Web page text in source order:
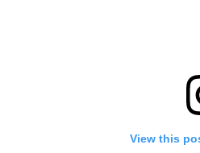
View this